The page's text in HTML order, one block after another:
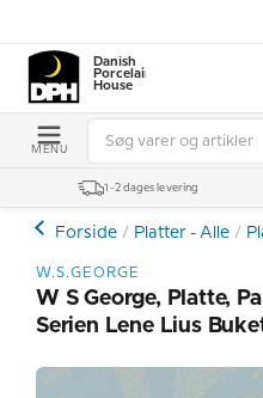
Danish
Porcelain
House
MENU
1-2 dages levering
Forside Platter - Alle
W.S.GEORGE
W S George, Platte,
Serien Lene Lius